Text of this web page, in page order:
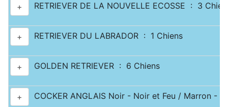
+ RETRIEVER DE LA NOUVELLE ECOSSE : 3
+ RETRIEVER DU LABRADOR : 1 Chiens
+ GOLDEN RETRIEVER : 6 Chiens
+ COCKER ANGLAIS Noir - Noir et Feu / Marron -